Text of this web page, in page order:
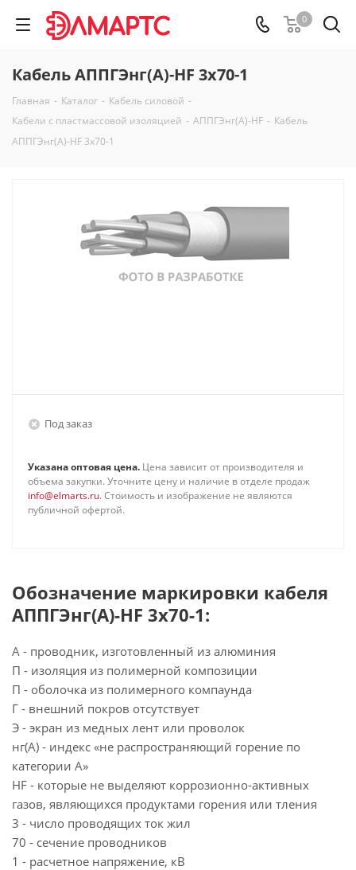
0
Кабель АППГЭнг(А)-HF 3х70-1
Главная - Каталог - Кабель силовой -
Кабели с пластмассовой изоляцией - АППГЭнг(А)-HF - Кабель
АППГЭнг(А)-HF 3х70-1
Под заказ
Указана оптовая цена. Цена зависит от производителя и
объема закупки. Уточните цену и наличие в отделе продаж
info@elmarts.ru. Стоимость и изображение не являются
публичной офертой.
Обозначение маркировки кабеля
АППГЭнг(А)-HF 3х70-1:
А - проводник, изготовленный из алюминия
П - изоляция из полимерной композиции
П - оболочка из полимерного компаунда
Г - внешний покров отсутствует
Э - экран из медных лент или проволок
нг(А) - индекс «не распространяющий горение по
категории А»
HF - которые не выделяют коррозионно-активных
газов, являющихся продуктами горения или тления
3 - число проводящих ток жил
70 - сечение проводников
1 - расчетное напряжение, кВ